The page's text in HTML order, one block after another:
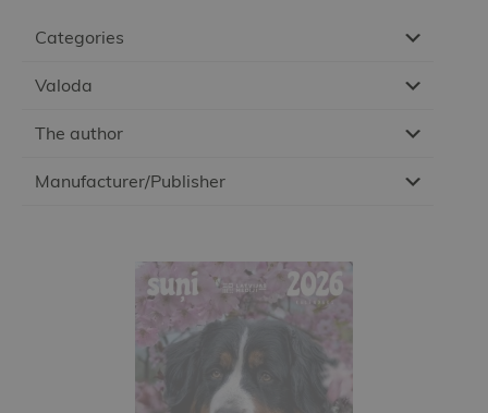
Categories
Valoda
The author
Manufacturer/Publisher